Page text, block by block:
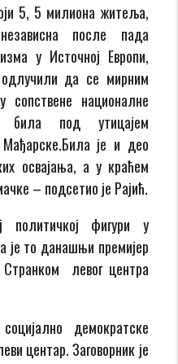
5, 5 милиона житеља,
после пада
у Источној Европи,
да се мирним
националне
под утицајем
је и део
освајања, а у краћем
– подсетио је Рајић.
политичкој фигури у
је то данашњи премијер
левог центра
демократске
центар. Заговорник је